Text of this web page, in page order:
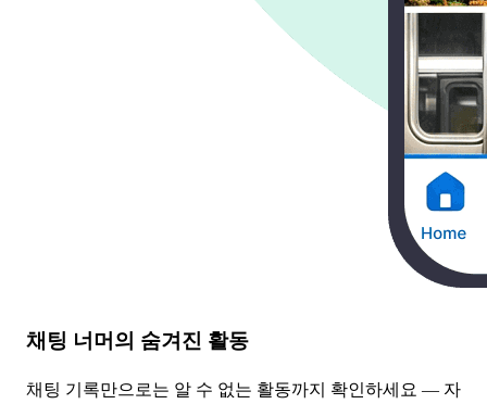
채팅 너머의 숨겨진 활동
채팅 기록만으로는 알 수 없는 활동까지 확인하세요 — 자